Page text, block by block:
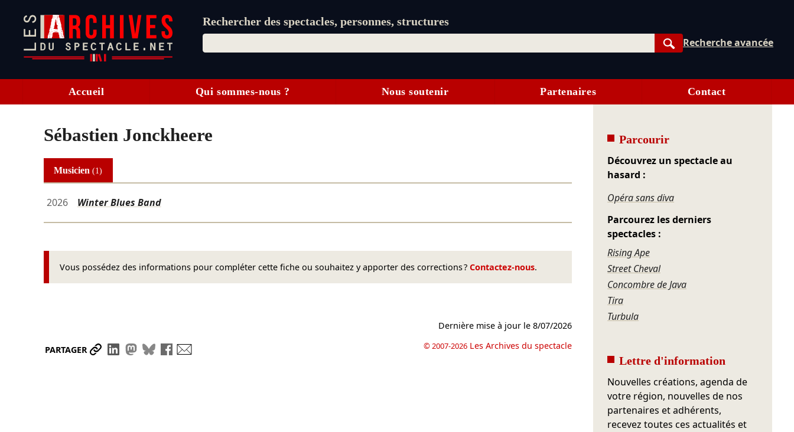
Rechercher des spectacles, personnes, structures
Rechercher
Recherche avancée
Accueil Qui sommes-nous ? Nous soutenir Partenaires Contact
Sébastien Jonckheere
Musicien(1)
2026 Winter Blues Band
Vous possédez des informations pour compléter cette fiche ou souhaitez y apporter des corrections ? Contactez-nous.
PARTAGER Partager le lien
Partager sur LinkedIn
Partager sur Mastodon
Partager sur Bluesky
Partager sur Facebook
Dernière mise à jour le8/07/2026
© 2007-2026 Les Archives du spectacle
Parcourir
Découvrez un spectacle au
hasard :
Opéra sans diva
Parcourez les derniers
spectacles :
Rising Ape
Street Cheval
Concombre de Java
Tira
Turbula
Lettre d'information
Nouvelles créations, agenda de
votre région, nouvelles de nos
partenaires et adhérents,
recevez toutes ces actualités et